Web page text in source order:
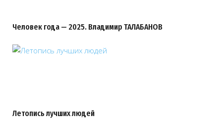
Человек года — 2025. Владимир ТАЛАБАНОВ
Летопись лучших людей